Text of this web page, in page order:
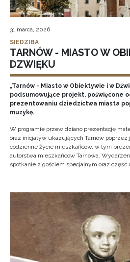
31 marca, 2026
SIEDZIBA
TARNÓW - MIASTO W
DZWIĘKU
„Tarnów - Miasto w Obiektywie i w
podsumowujące projekt, poświęcone
prezentowaniu dziedzictwa miasta
muzykę.
W programie przewidziano prezentację
oraz inicjatyw ukazujących Tarnów poprzez
codzienne życie mieszkańców, w tym
autorstwa mieszkańców Tarnowa.
spotkanie z gościem specjalnym oraz część